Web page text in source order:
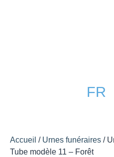
FR
Accueil / Urnes funéraires /
Tube modèle 11 – Forêt